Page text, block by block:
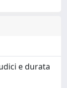
e durata